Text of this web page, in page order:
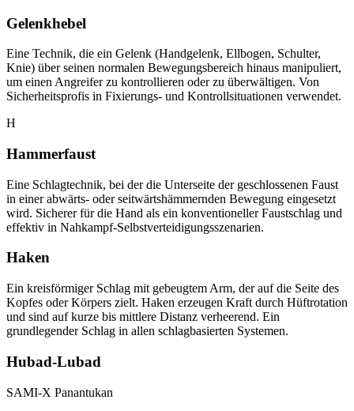
Gelenkhebel
Eine Technik, die ein Gelenk (Handgelenk, Ellbogen, Schulter,
Knie) über seinen normalen Bewegungsbereich hinaus manipuliert,
um einen Angreifer zu kontrollieren oder zu überwältigen. Von
Sicherheitsprofis in Fixierungs- und Kontrollsituationen verwendet.
H
Hammerfaust
Eine Schlagtechnik, bei der die Unterseite der geschlossenen Faust
in einer abwärts- oder seitwärtshämmernden Bewegung eingesetzt
wird. Sicherer für die Hand als ein konventioneller Faustschlag und
effektiv in Nahkampf-Selbstverteidigungsszenarien.
Haken
Ein kreisförmiger Schlag mit gebeugtem Arm, der auf die Seite des
Kopfes oder Körpers zielt. Haken erzeugen Kraft durch Hüftrotation
und sind auf kurze bis mittlere Distanz verheerend. Ein
grundlegender Schlag in allen schlagbasierten Systemen.
Hubad-Lubad
SAMI-X Panantukan